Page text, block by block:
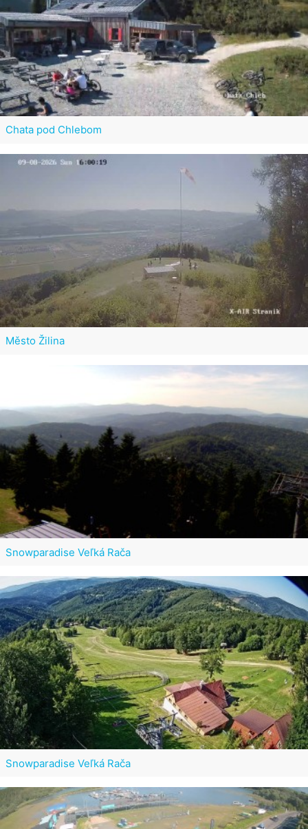
Chata pod Chlebom
Město Žilina
Snowparadise Veľká Rača
Snowparadise Veľká Rača